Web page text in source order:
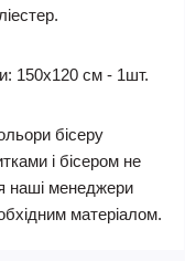
150х120 см - 1шт.
бісеру
і бісером не
наші менеджери
матеріалом.